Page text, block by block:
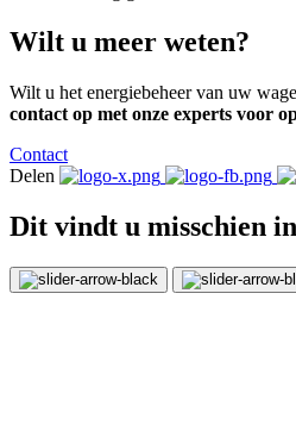
Wilt u meer weten?
Wilt u het energiebeheer van uw
contact op met onze experts voor
Contact
Delen
Dit vindt u misschien